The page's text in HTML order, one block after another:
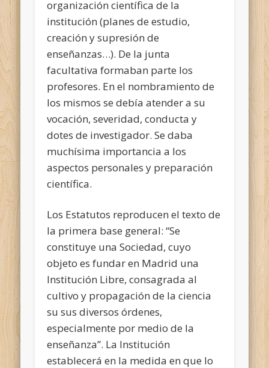
organización científica de la
institución (planes de estudio,
creación y supresión de
enseñanzas…). De la junta
facultativa formaban parte los
profesores. En el nombramiento de
los mismos se debía atender a su
vocación, severidad, conducta y
dotes de investigador. Se daba
muchísima importancia a los
aspectos personales y preparación
científica.
Los Estatutos reproducen el texto de
la primera base general: “Se
constituye una Sociedad, cuyo
objeto es fundar en Madrid una
Institución Libre, consagrada al
cultivo y propagación de la ciencia
su sus diversos órdenes,
especialmente por medio de la
enseñanza”. La Institución
establecerá en la medida en que lo